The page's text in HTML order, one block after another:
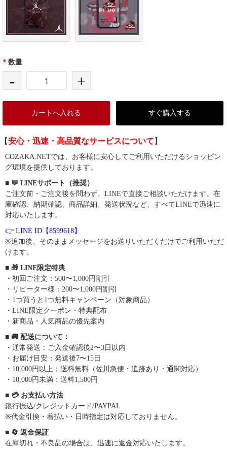
* 数量
- +
カートへ入れる すぐ購入する
【安心・迅速・高品質なサービスについて 】
COZAKA.NETでは、お客様に安心してご利用いただけるショッピン
グ環境を提供しております。
■ 💬 LINEサポート（推奨）
ご注文前・ご注文後を問わず、LINEで直接ご相談いただけます。在
庫確認、納期確認、商品詳細、発送状況など、すべてLINEで迅速に
対応いたします。
👉 LINE ID【8599618】
※追加後、そのままメッセージをお送りいただくだけでご利用いただ
けます。
■ 🎁 LINE限定特典
・初回ご注文：500〜1,000円割引
・リピーター様：200〜1,000円割引
・1つ買うと1つ無料キャンペーン（対象商品）
・LINE限定クーポン・特典配布
・新商品・人気商品の優先案内
■ 🚚 配送について：
・通常発送：ご入金確認後2〜3日以内
・お届け目安：発送後7〜15日
・10,000円以上：送料無料（佐川急便・追跡あり・通関対応）
・10,000円未満：送料1,500円
■ 💳 お支払い方法
銀行振込/クレジットカード/PAYPAL
※代金引換・着払い・日時指定は対応しておりません。
■ 🔄 返金保証
在庫切れ・不良品の場合は、迅速に返金対応いたします。